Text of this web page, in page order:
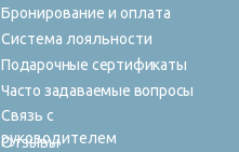
Отзывы
Бронирование и оплата
Система лояльности
Подарочные сертификаты
Часто задаваемые вопросы
Связь с
руководителем